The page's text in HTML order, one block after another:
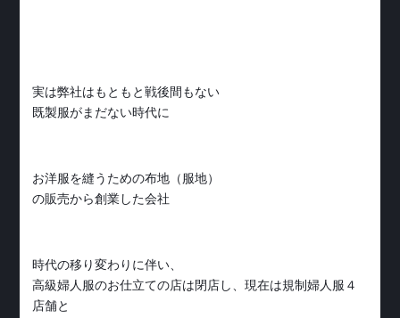
実は弊社はもともと戦後間もない
既製服がまだない時代に
お洋服を縫うための布地（服地）
の販売から創業した会社
時代の移り変わりに伴い、
高級婦人服のお仕立ての店は閉店し、現在は規制婦人服４
店舗と